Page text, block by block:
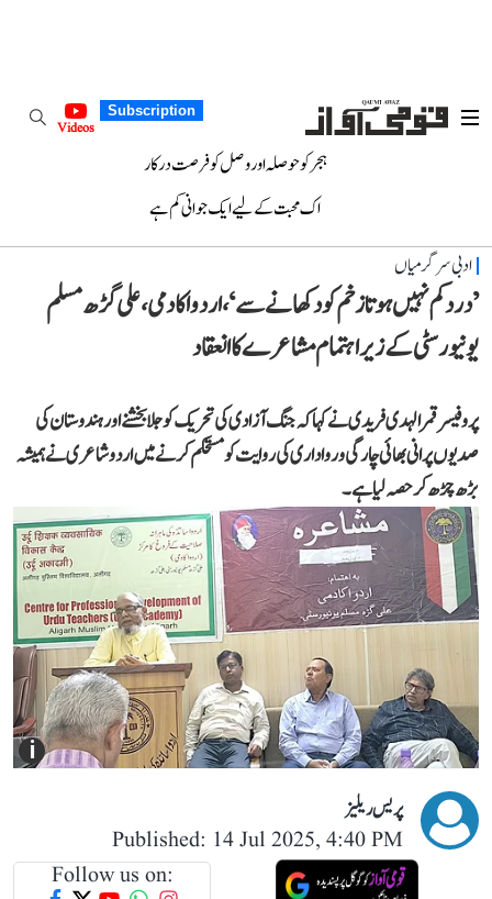
Subscription
Videos
ہجر کو حوصلہ اور وصل کو فرصت درکار
اک محبت کے لیے ایک جوانی کم ہے
ادبی سرگرمیاں
’درد کم نہیں ہوتا زخم کو دکھانے سے‘، اردو اکادمی، علی گڑھ مسلم
یونیورسٹی کے زیر اہتمام مشاعرے کا انعقاد
پروفیسر قمرالہدی فریدی نے کہا کہ جنگ آزادی کی تحریک کو جلا بخشنے اور ہندوستان کی
صدیوں پرانی بھائی چارگی و رواداری کی روایت کو مستحکم کرنے میں اردو شاعری نے ہمیشہ
بڑھ چڑھ کر حصہ لیا ہے۔
i
پریس ریلیز
Published: 14 Jul 2025, 4:40 PM
Follow us on: